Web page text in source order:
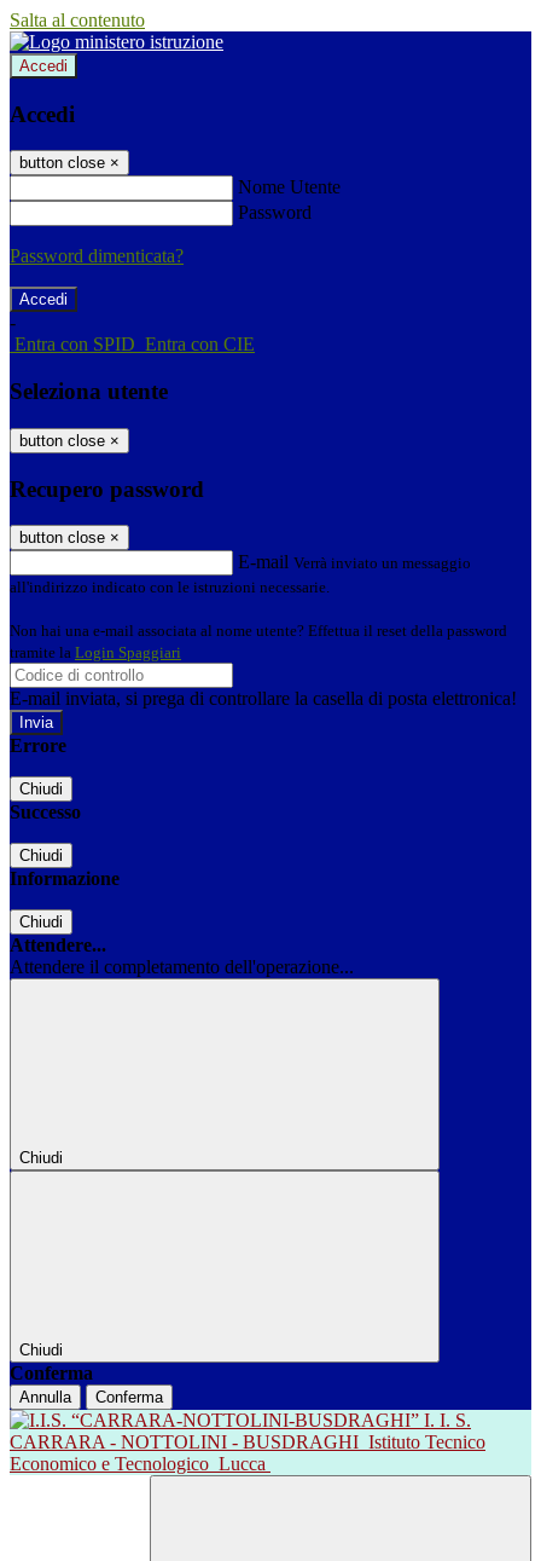
Salta al contenuto
Accedi
Accedi
button close ×
Nome Utente
Password
Password dimenticata?
-
Entra con SPID Entra con CIE
Seleziona utente
button close ×
Recupero password
button close ×
E-mail Verrà inviato un messaggio
all'indirizzo indicato con le istruzioni necessarie.
Non hai una e-mail associata al nome utente? Effettua il reset della password
tramite la Login Spaggiari
E-mail inviata, si prega di controllare la casella di posta elettronica!
Errore
Chiudi
Successo
Chiudi
Informazione
Chiudi
Attendere...
Attendere il completamento dell'operazione...
Chiudi
Chiudi
Conferma
Annulla Conferma
I. I. S.
CARRARA - NOTTOLINI - BUSDRAGHI Istituto Tecnico
Economico e Tecnologico Lucca